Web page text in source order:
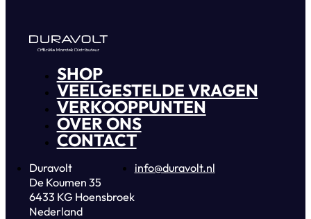
SHOP
VEELGESTELDE VRAGEN
VERKOOPPUNTEN
OVER ONS
CONTACT
Duravolt
De Koumen 35
6433 KG Hoensbroek
Nederland
info@duravolt.nl